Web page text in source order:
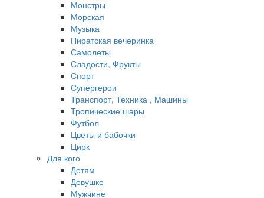
Монстры
Морская
Музыка
Пиратская вечеринка
Самолеты
Сладости, Фрукты
Спорт
Супергерои
Транспорт, Техника , Машины
Тропические шары
Футбол
Цветы и бабочки
Цирк
Для кого
Детям
Девушке
Мужчине